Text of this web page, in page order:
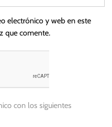
electrónico y web en este
que comente.
con los siguientes